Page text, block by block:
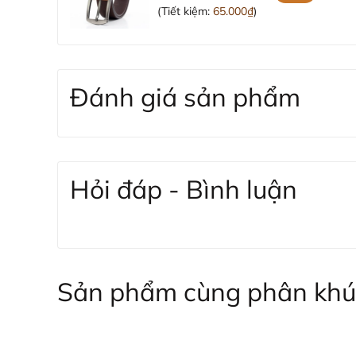
(Tiết kiệm: 65.000₫)
Đánh giá sản phẩm
Hỏi đáp - Bình luận
Sản phẩm cùng phân